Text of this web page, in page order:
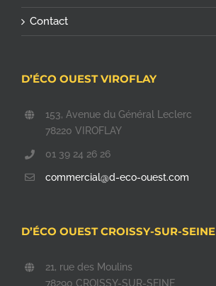
Contact
D’ÉCO OUEST VIROFLAY
153, Avenue du Général Leclerc
78220 VIROFLAY
01 39 24 26 26
commercial@d-eco-ouest.com
D’ÉCO OUEST CROISSY-SUR-SEINE
21, rue des Moulins
78290 CROISSY-SUR-SEINE